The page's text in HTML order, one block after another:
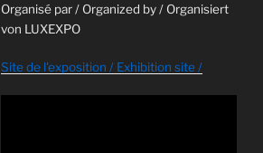
Organisé par / Organized by / Organisiert
von LUXEXPO
Site de l'exposition / Exhibition site /